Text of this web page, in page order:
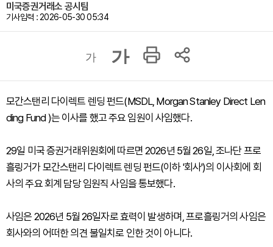
미국증권거래소 공시팀
기사입력 : 2026-05-30 05:34
가 가
모간스탠리 다이렉트 렌딩 펀드(MSDL, Morgan Stanley Direct Len
ding Fund )는 이사를 했고 주요 임원이 사임했다.
29일 미국 증권거래위원회에 따르면 2026년 5월 26일, 조나단 프로
흘링거가 모간스탠리 다이렉트 렌딩 펀드(이하 '회사')의 이사회에 회
사의 주요 회계 담당 임원직 사임을 통보했다.
사임은 2026년 5월 26일자로 효력이 발생하며, 프로흘링거의 사임은
회사와의 어떠한 의견 불일치로 인한 것이 아니다.